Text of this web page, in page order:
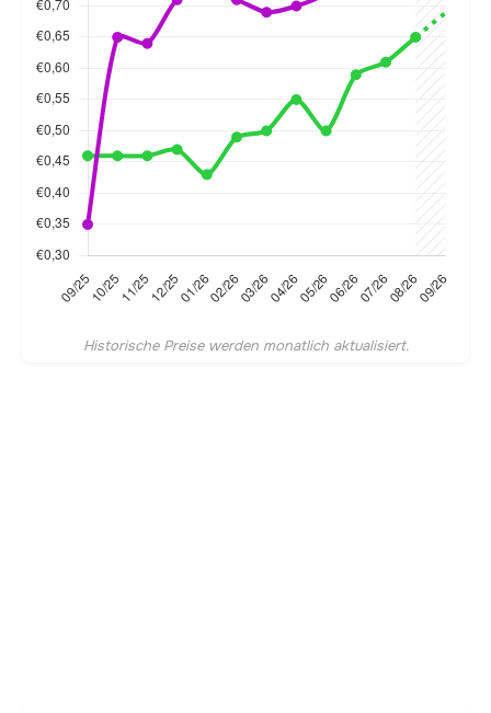
Historische Preise werden monatlich aktualisiert.